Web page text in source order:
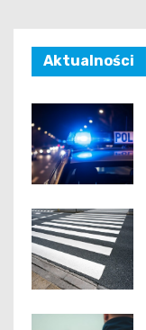
Aktualności